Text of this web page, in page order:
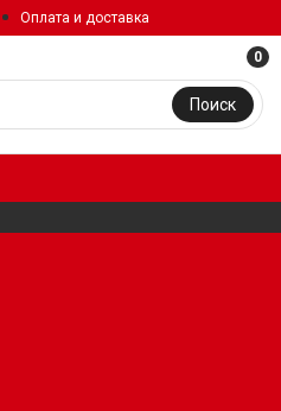
Оплата и доставка
Поиск
0